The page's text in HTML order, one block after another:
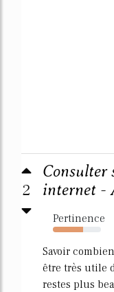
2
Consulter
internet -
Pertinence
63%
Savoir
être très utile
restes plus